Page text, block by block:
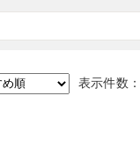
表示件数：